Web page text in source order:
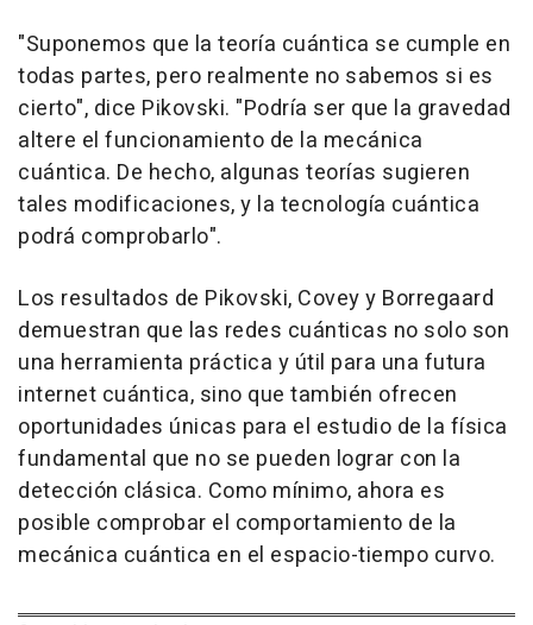
"Suponemos que la teoría cuántica se cumple en
todas partes, pero realmente no sabemos si es
cierto", dice Pikovski. "Podría ser que la gravedad
altere el funcionamiento de la mecánica
cuántica. De hecho, algunas teorías sugieren
tales modificaciones, y la tecnología cuántica
podrá comprobarlo".
Los resultados de Pikovski, Covey y Borregaard
demuestran que las redes cuánticas no solo son
una herramienta práctica y útil para una futura
internet cuántica, sino que también ofrecen
oportunidades únicas para el estudio de la física
fundamental que no se pueden lograr con la
detección clásica. Como mínimo, ahora es
posible comprobar el comportamiento de la
mecánica cuántica en el espacio-tiempo curvo.